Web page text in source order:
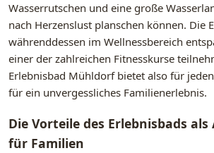
Wasserrutschen und eine große
nach Herzenslust planschen können. Die
währenddessen im Wellnessbereich
einer der zahlreichen Fitnesskurse
Erlebnisbad Mühldorf bietet also für
für ein unvergessliches Familienerlebnis.
Die Vorteile des Erlebnisbads
für Familien